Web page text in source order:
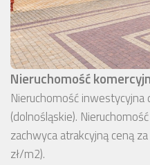
Nieruchomość
Nieruchomość
(dolnośląskie).
zachwyca atrakcyjną ceną
zł/m2).